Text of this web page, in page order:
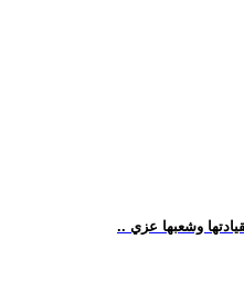
وشعبها عزي